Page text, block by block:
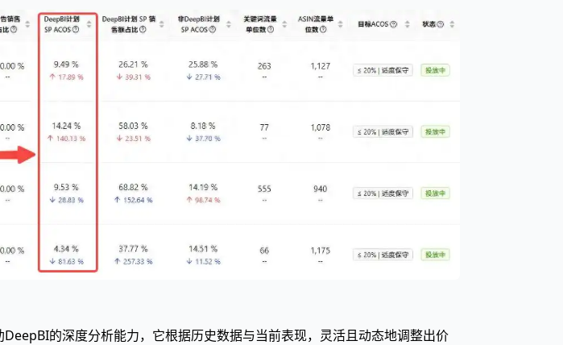
的深度分析能力，它根据历史数据与当前表现，灵活且动态地调整出价